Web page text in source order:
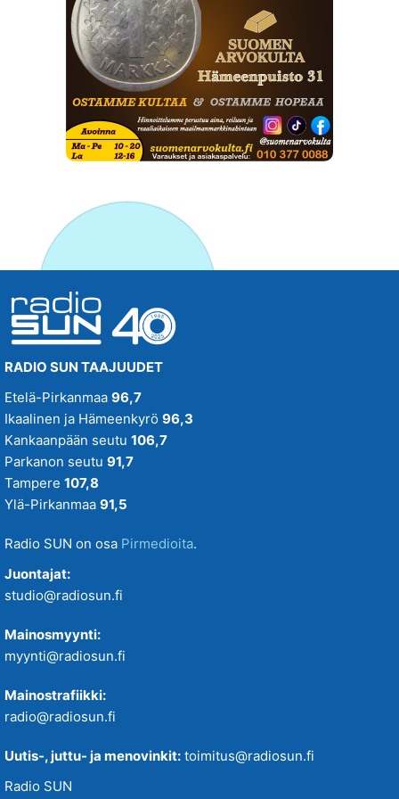
RADIO SUN TAAJUUDET
Etelä-Pirkanmaa 96,7
Ikaalinen ja Hämeenkyrö 96,3
Kankaanpään seutu 106,7
Parkanon seutu 91,7
Tampere 107,8
Ylä-Pirkanmaa 91,5
Radio SUN on osa Pirmedioita.
Juontajat:
studio@radiosun.fi
Mainosmyynti:
myynti@radiosun.fi
Mainostrafiikki:
radio@radiosun.fi
Uutis-, juttu- ja menovinkit: toimitus@radiosun.fi
Radio SUN